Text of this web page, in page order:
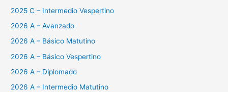
2025 C – Intermedio Vespertino
2026 A – Avanzado
2026 A – Básico Matutino
2026 A – Básico Vespertino
2026 A – Diplomado
2026 A – Intermedio Matutino